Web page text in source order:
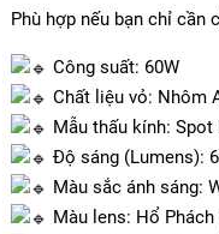
Phù hợp nếu bạn chỉ cần
Công suất: 60W
Chất liệu vỏ: Nhôm
Mẫu thấu kính: Spot
Độ sáng (Lumens):
Màu sắc ánh sáng:
Màu lens: Hổ